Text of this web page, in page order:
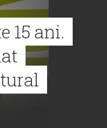
15 ani.